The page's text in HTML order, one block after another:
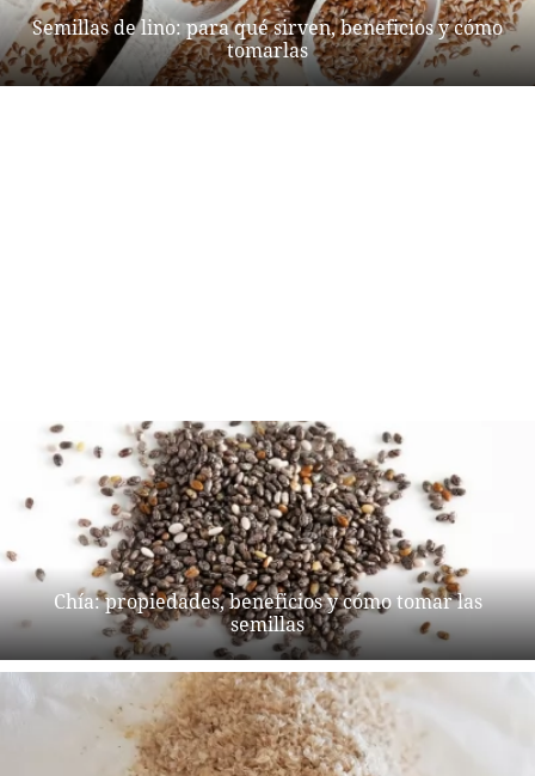
Semillas de lino: para qué sirven, beneficios y cómo
tomarlas
Chía: propiedades, beneficios y cómo tomar las
semillas